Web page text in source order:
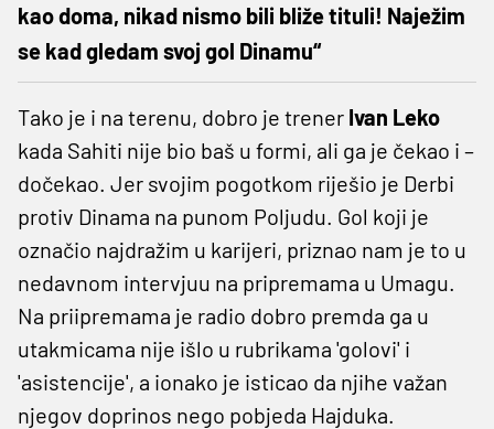
kao doma, nikad nismo bili bliže tituli! Naježim
se kad gledam svoj gol Dinamu“
Tako je i na terenu, dobro je trener Ivan Leko
kada Sahiti nije bio baš u formi, ali ga je čekao i –
dočekao. Jer svojim pogotkom riješio je Derbi
protiv Dinama na punom Poljudu. Gol koji je
označio najdražim u karijeri, priznao nam je to u
nedavnom intervjuu na pripremama u Umagu.
Na priipremama je radio dobro premda ga u
utakmicama nije išlo u rubrikama 'golovi' i
'asistencije', a ionako je isticao da njihe važan
njegov doprinos nego pobjeda Hajduka.